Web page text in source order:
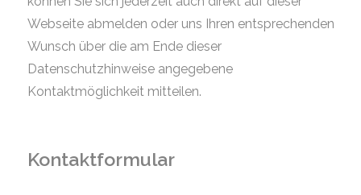
Webseite abmelden oder uns Ihren entsprechenden
Wunsch über die am Ende dieser
Datenschutzhinweise angegebene
Kontaktmöglichkeit mitteilen.
Kontaktformular